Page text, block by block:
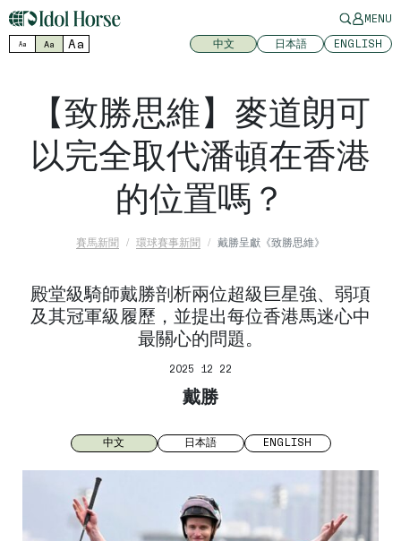
MENU
Aa Aa Aa 中文 日本語 ENGLISH
【致勝思維】麥道朗可
以完全取代潘頓在香港
的位置嗎？
賽馬新聞 環球賽事新聞 戴勝呈獻《致勝思維》
殿堂級騎師戴勝剖析兩位超級巨星強、弱項
及其冠軍級履歷，並提出每位香港馬迷心中
最關心的問題。
2025 12 22
戴勝
中文 日本語 ENGLISH